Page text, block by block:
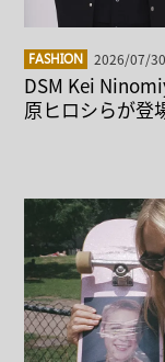
FASHION 2026/07/30
DSM Kei
原ヒロシらが登